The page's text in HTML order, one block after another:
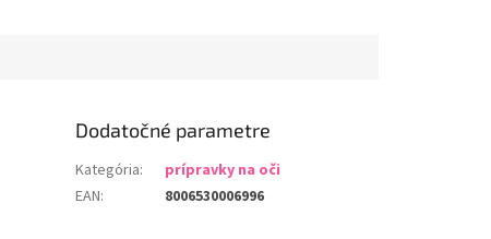
Dodatočné parametre
Kategória:
prípravky na oči
EAN: 8006530006996